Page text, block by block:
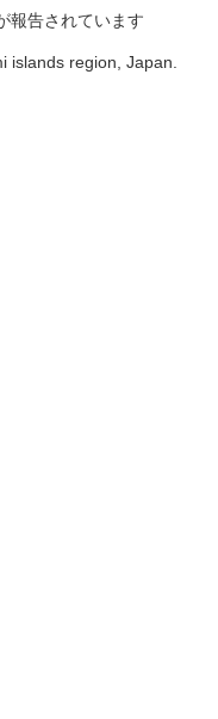
報告されています
islands region, Japan.